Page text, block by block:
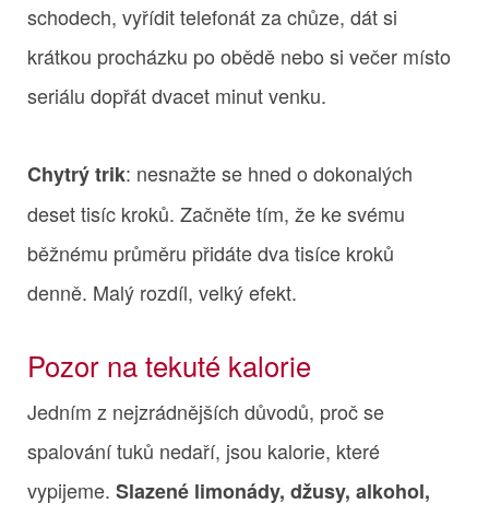
schodech, vyřídit telefonát za chůze, dát si
krátkou procházku po obědě nebo si večer místo
seriálu dopřát dvacet minut venku.
Chytrý trik: nesnažte se hned o dokonalých
deset tisíc kroků. Začněte tím, že ke svému
běžnému průměru přidáte dva tisíce kroků
denně. Malý rozdíl, velký efekt.
Pozor na tekuté kalorie
Jedním z nejzrádnějších důvodů, proč se
spalování tuků nedaří, jsou kalorie, které
vypijeme. Slazené limonády, džusy, alkohol,